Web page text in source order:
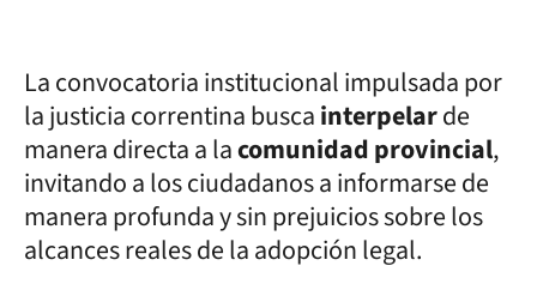
La convocatoria institucional impulsada por
la justicia correntina buscainterpelarde
manera directa a lacomunidad provincial,
invitando a los ciudadanos a informarse de
manera profunda y sin prejuicios sobre los
alcances reales de la adopción legal.